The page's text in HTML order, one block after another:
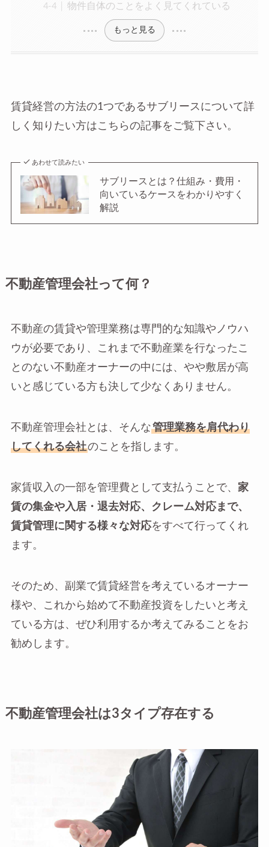
物件自体のことをよく見てくれている
もっと見る
賃貸経営の方法の1つであるサブリースについて詳
しく知りたい方はこちらの記事をご覧下さい。
あわせて読みたい
サブリースとは？仕組み・費用・
向いているケースをわかりやすく
解説
不動産管理会社って何？
不動産の賃貸や管理業務は専門的な知識やノウハ
ウが必要であり、これまで不動産業を行なったこ
とのない不動産オーナーの中には、やや敷居が高
いと感じている方も決して少なくありません。
不動産管理会社とは、そんな管理業務を肩代わり
してくれる会社のことを指します。
家賃収入の一部を管理費として支払うことで、 家
賃の集金や入居・退去対応、クレーム対応まで、
賃貸管理に関する様々な対応をすべて行ってくれ
ます。
そのため、副業で賃貸経営を考えているオーナー
様や、これから始めて不動産投資をしたいと考え
ている方は、ぜひ利用するか考えてみることをお
勧めします。
不動産管理会社は3タイプ存在する